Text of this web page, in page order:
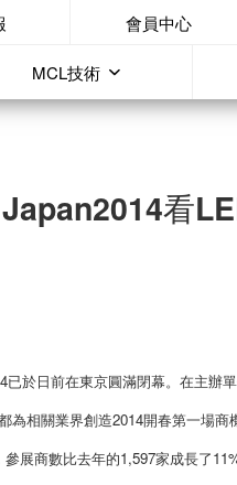
會員中心
MCL技術
看
於日前在東京圓滿閉幕。在主辦
相關業界創造2014開春第一場
展商數比去年的1,597家成長了